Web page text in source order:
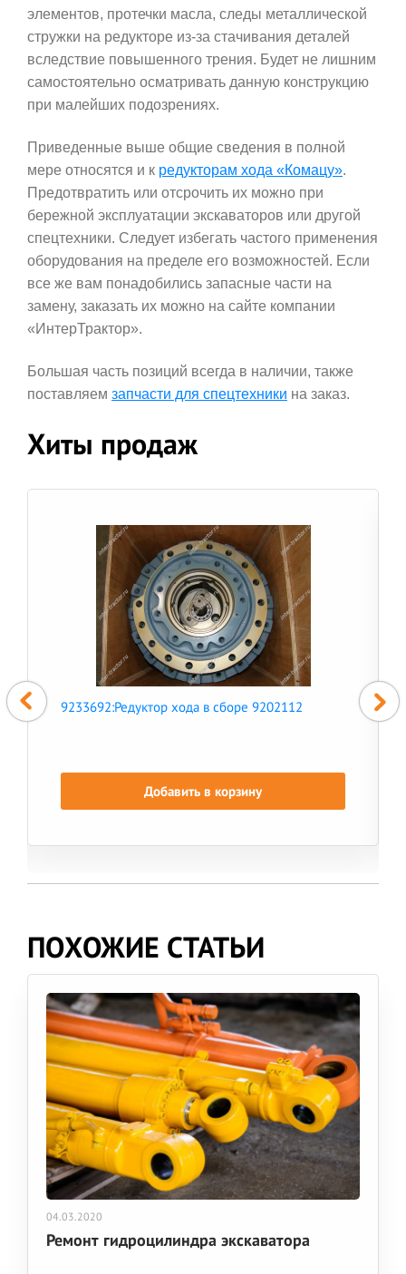
элементов, протечки масла, следы металлической
стружки на редукторе из-за стачивания деталей
вследствие повышенного трения. Будет не лишним
самостоятельно осматривать данную конструкцию
при малейших подозрениях.
Приведенные выше общие сведения в полной
мере относятся и к редукторам хода «Комацу».
Предотвратить или отсрочить их можно при
бережной эксплуатации экскаваторов или другой
спецтехники. Следует избегать частого применения
оборудования на пределе его возможностей. Если
все же вам понадобились запасные части на
замену, заказать их можно на сайте компании
«ИнтерТрактор».
Большая часть позиций всегда в наличии, также
поставляем запчасти для спецтехники на заказ.
Хиты продаж
9233692:Редуктор хода в сборе 9202112
Добавить в корзину
ПОХОЖИЕ СТАТЬИ
04.03.2020
Ремонт гидроцилиндра экскаватора